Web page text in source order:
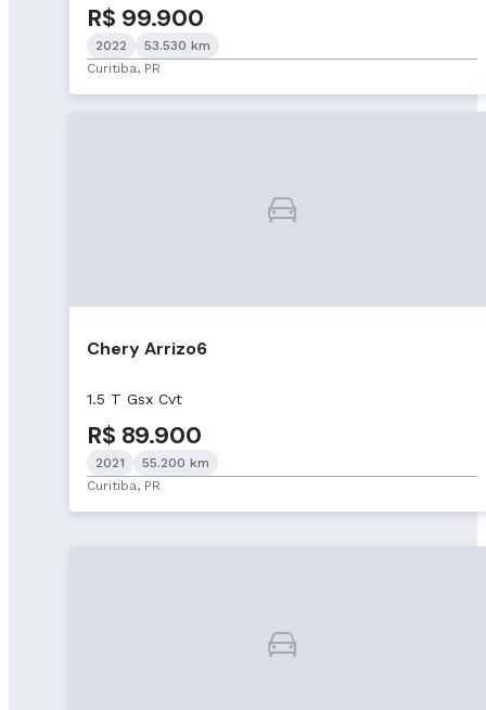
R$ 99.900
2022
53.530 km
Curitiba, PR
Chery Arrizo6
1.5 T Gsx Cvt
R$ 89.900
2021
55.200 km
Curitiba, PR